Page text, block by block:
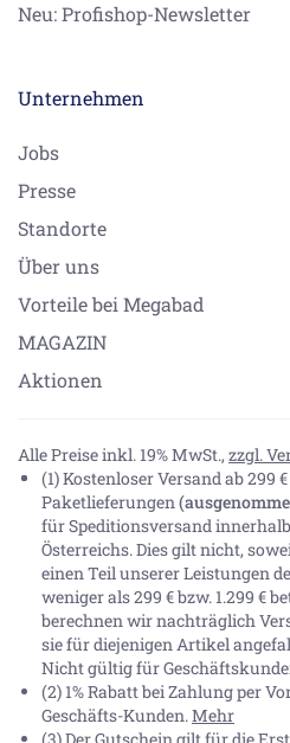
Neu: Profishop-Newsletter
Unternehmen
Jobs
Presse
Standorte
Über uns
Vorteile bei Megabad
MAGAZIN
Aktionen
Alle Preise inkl. 19% MwSt., zzgl.
(1) Kostenloser Versand ab 299
Paketlieferungen
für Speditionsversand
Österreichs. Dies gilt nicht,
einen Teil unserer Leistungen
weniger als 299 € bzw. 1.299 €
berechnen wir nachträglich
sie für diejenigen Artikel
Nicht gültig für
(2) 1% Rabatt bei Zahlung per
Geschäfts-Kunden.Mehr